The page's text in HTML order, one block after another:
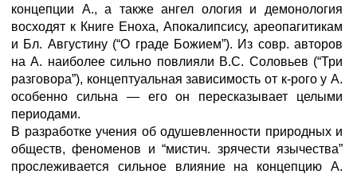
концепции А., а также ангел ология и демонология
восходят к Книге Еноха, Апокалипсису, ареопагитикам
и Бл. Августину (“О граде Божием”). Из совр. авторов
на А. наиболее сильно повлияли B.C. Соловьев (“Три
разговора”), концептуальная зависимость от к-рого у А.
особенно сильна — его он пересказывает целыми
периодами.
В разработке учения об одушевленности природных и
обществ, феноменов и “мистич. зрячести язычества”
прослеживается сильное влияние на концепцию А.